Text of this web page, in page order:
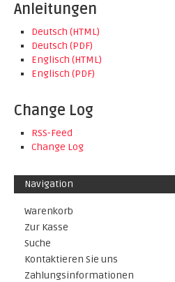
Anleitungen
Deutsch (HTML)
Deutsch (PDF)
Englisch (HTML)
Englisch (PDF)
Change Log
RSS-Feed
Change Log
Navigation
Warenkorb
Zur Kasse
Suche
Kontaktieren Sie uns
Zahlungsinformationen